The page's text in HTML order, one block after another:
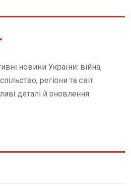
новини України: війна,
регіони та світ.
деталі й оновлення